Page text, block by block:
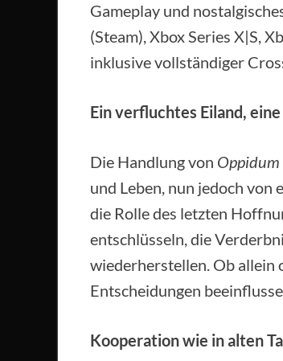
Gameplay und
(Steam), Xbox Series X|S,
inklusive vollständiger
Ein verfluchtes Eiland,
Die Handlung von Oppidum
und Leben, nun jedoch
die Rolle des letzten
entschlüsseln, die
wiederherstellen. Ob allein
Entscheidungen
Kooperation wie in alten